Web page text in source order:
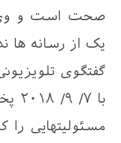
صحت است و وی
یک از رسانه ها
گفتگوی
با
مسئوليتهایی